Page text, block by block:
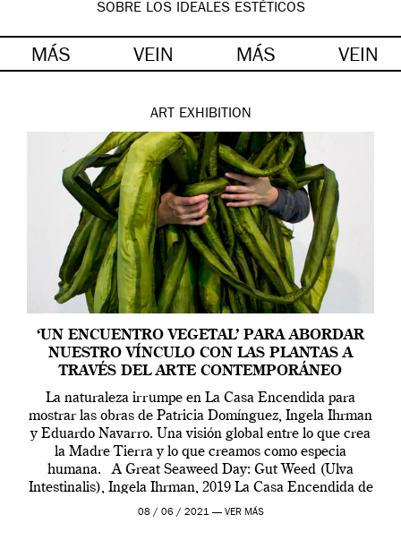
SOBRE LOS IDEALES ESTÉTICOS
MÁS VEIN MÁS VEIN
ART EXHIBITION
‘UN ENCUENTRO VEGETAL’ PARA ABORDAR
NUESTRO VÍNCULO CON LAS PLANTAS A
TRAVÉS DEL ARTE CONTEMPORÁNEO
La naturaleza irrumpe en La Casa Encendida para
mostrar las obras de Patricia Domínguez, Ingela Ihrman
y Eduardo Navarro. Una visión global entre lo que crea
la Madre Tierra y lo que creamos como especia
humana. A Great Seaweed Day: Gut Weed (Ulva
Intestinalis), Ingela Ihrman, 2019 La Casa Encendida de
Madrid y la Wellcome […]
08 / 06 / 2021 — VER MÁS